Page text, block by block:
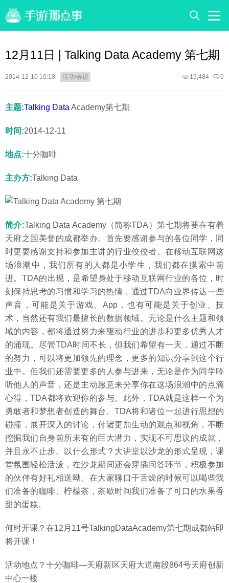
12月11日 | Talking Data Academy 第七期
2014-12-10 10:18 活动/会议 0
19,484
主题:Talking Data Academy第七期
时间:2014-12-11
地点:十分咖啡
主办方:Talking Data
简介:Talking Data Academy（简称TDA）第七期将要在有着
天府之国美誉的成都举办。首先要感谢参与的各位同学，同
时更要感谢支持和参加主讲的行业佼佼者。在移动互联网这
场浪潮中，我们所有的人都是小学生，我们都在摸索中前
进。TDA的出现，是希望身处于移动互联网行业的各位，时
刻保持思考的习惯和学习的热情，通过TDA向业界传达一些
声音，可能是关于游戏、App，也有可能是关于创业、技
术，当然还有我们最擅长的数据领域。无论是什么主题和领
域的内容，都将通过努力来驱动行业的进步和更多优秀人才
的涌现。尽管TDA时间不长，但我们希望有一天，通过不断
的努力，可以将更加领先的理念，更多的知识分享到这个行
业中。但我们还需要更多的人参与进来，无论是作为同学聆
听他人的声音，还是主动愿意来分享你在这场浪潮中的点滴
心得，TDA都将欢迎你的参与。此外，TDA就是这样一个为
勇敢者和梦想者创造的舞台。TDA将和诸位一起进行思想的
碰撞，展开深入的讨论，付诸更加生动的观点和视角，不断
挖掘我们自身前所未有的巨大潜力，实现不可思议的成就，
并且永不止步。以什么形式？大讲堂以沙龙的形式呈现，课
堂氛围轻松活泼，在沙龙期间还会穿插问答环节，积极参加
的伙伴有好礼相送呦。在大家聊口干舌燥的时候可以喝些我
们准备的咖啡、柠檬茶，茶歇时间我们准备了可口的水果香
甜的蛋糕。
何时开课？在12月11号TalkingDataAcademy第七期成都站即
将开课！
活动地点？十分咖啡—天府新区天府大道南段864号天府创新
中心一楼